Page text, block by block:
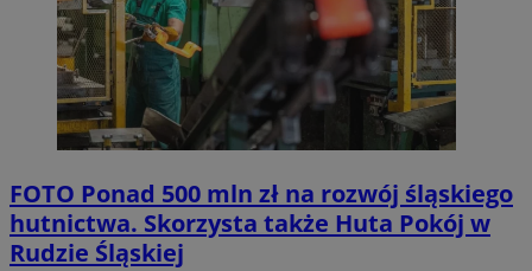
FOTO Ponad 500 mln zł na rozwój śląskiego
hutnictwa. Skorzysta także Huta Pokój w
Rudzie Śląskiej